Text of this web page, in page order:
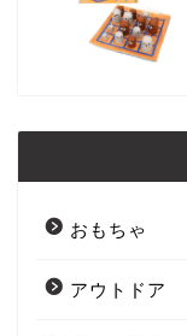
おもちゃ
アウトドア